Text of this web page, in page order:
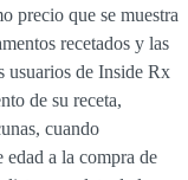
precio que se muestra
recetados y las
usuarios de Inside Rx
de su receta,
cuando
edad a la compra de